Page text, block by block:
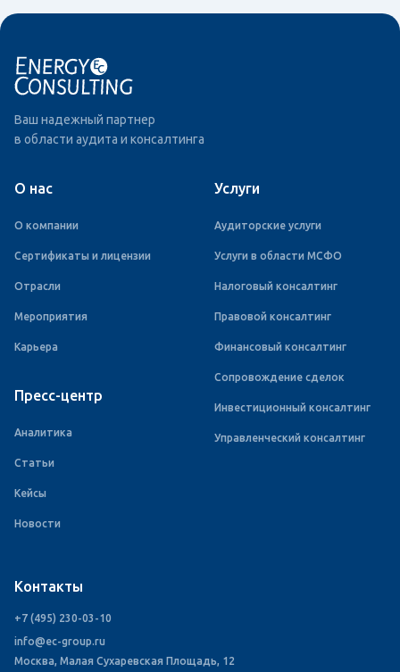
Ваш надежный партнер
в области аудита и консалтинга
О нас
О компании
Сертификаты и лицензии
Отрасли
Мероприятия
Карьера
Пресс-центр
Аналитика
Статьи
Кейсы
Новости
Услуги
Аудиторские услуги
Услуги в области МСФО
Налоговый консалтинг
Правовой консалтинг
Финансовый консалтинг
Сопровождение сделок
Инвестиционный консалтинг
Управленческий консалтинг
Контакты
+7 (495) 230-03-10
info@ec-group.ru
Москва, Малая Сухаревская Площадь, 12